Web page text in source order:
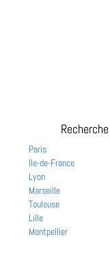
Recherche
Paris
Ile-de-France
Lyon
Marseille
Toulouse
Lille
Montpellier